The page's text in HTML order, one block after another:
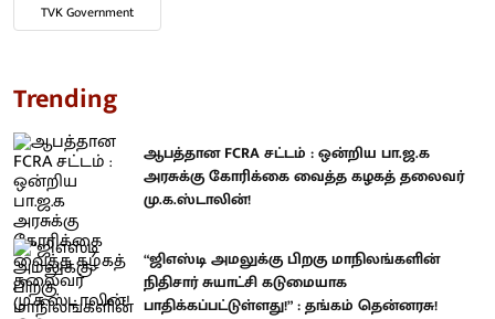
TVK Government
Trending
ஆபத்தான FCRA சட்டம் : ஒன்றிய பா.ஜ.க
அரசுக்கு கோரிக்கை வைத்த கழகத் தலைவர்
மு.க.ஸ்டாலின்!
“ஜிஎஸ்டி அமலுக்கு பிறகு மாநிலங்களின்
நிதிசார் சுயாட்சி கடுமையாக
பாதிக்கப்பட்டுள்ளது!” : தங்கம் தென்னரசு!